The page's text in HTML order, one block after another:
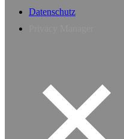
Datenschutz